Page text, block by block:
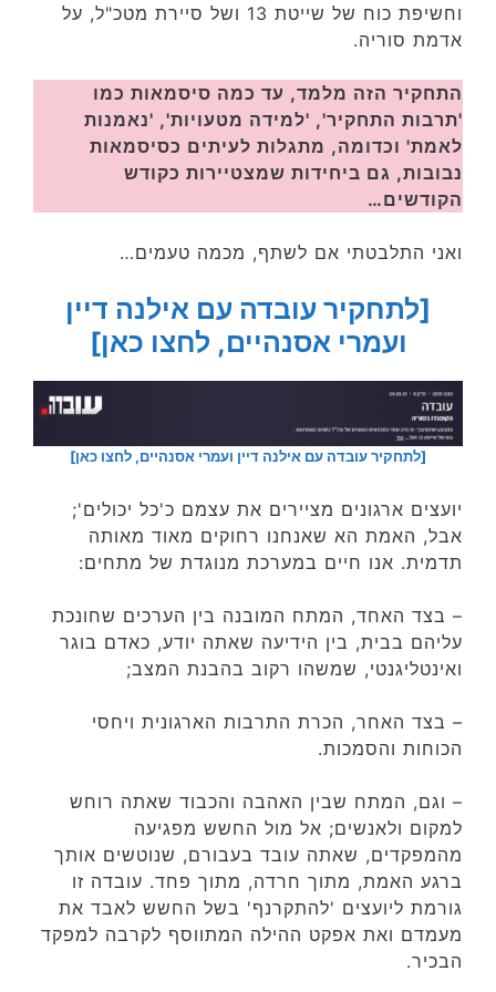
וחשיפת כוח של שייטת 13 ושל סיירת מטכ"ל, על
אדמת סוריה.
התחקיר הזה מלמד, עד כמה סיסמאות כמו
'תרבות התחקיר', 'למידה מטעויות', 'נאמנות
לאמת' וכדומה, מתגלות לעיתים כסיסמאות
נבובות, גם ביחידות שמצטיירות כקודש
הקודשים…
ואני התלבטתי אם לשתף, מכמה טעמים…
[לתחקיר עובדה עם אילנה דיין
ועמרי אסנהיים, לחצו כאן]
[לתחקיר עובדה עם אילנה דיין ועמרי אסנהיים, לחצו כאן]
יועצים ארגונים מציירים את עצמם כ'כל יכולים';
אבל, האמת הא שאנחנו רחוקים מאוד מאותה
תדמית. אנו חיים במערכת מנוגדת של מתחים:
– בצד האחד, המתח המובנה בין הערכים שחונכת
עליהם בבית, בין הידיעה שאתה יודע, כאדם בוגר
ואינטליגנטי, שמשהו רקוב בהבנת המצב;
– בצד האחר, הכרת התרבות הארגונית ויחסי
הכוחות והסמכות.
– וגם, המתח שבין האהבה והכבוד שאתה רוחש
למקום ולאנשים; אל מול החשש מפגיעה
מהמפקדים, שאתה עובד בעבורם, שנוטשים אותך
ברגע האמת, מתוך חרדה, מתוך פחד. עובדה זו
גורמת ליועצים 'להתקרנף' בשל החשש לאבד את
מעמדם ואת אפקט ההילה המתווסף לקרבה למפקד
הבכיר.